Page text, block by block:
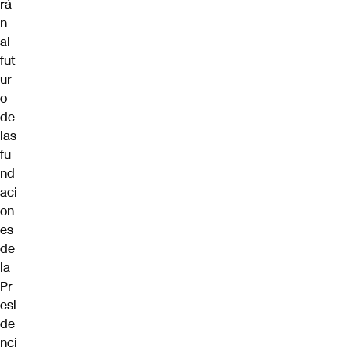
rá
n
al
fut
ur
o
de
las
fu
nd
aci
on
es
de
la
Pr
esi
de
nci